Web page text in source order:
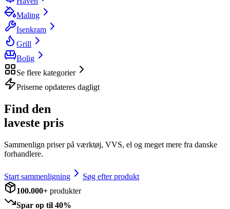
Maling
Isenkram
Grill
Bolig
Se flere kategorier
Priserne opdateres dagligt
Find den
laveste pris
Sammenlign priser på værktøj, VVS, el og meget mere fra danske
forhandlere.
Start sammenligning
Søg efter produkt
100.000+ produkter
Spar op til 40%